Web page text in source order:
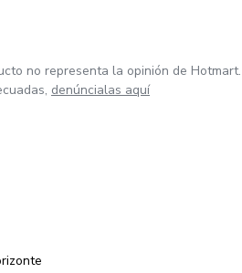
no representa la opinión de Hotmart.
denúncialas aquí